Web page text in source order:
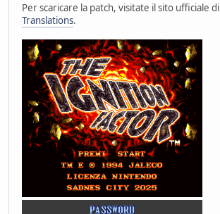
Per scaricare la patch, visitate il sito ufficiale di
Translations.